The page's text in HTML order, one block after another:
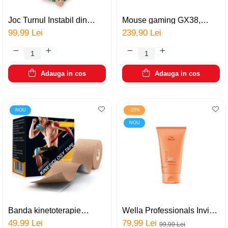
Joc Turnul Instabil din
lemn colorat, jucarie
educativa din lemn, 3 ani +
99,99 Lei
Adauga in cos
Mouse gaming GX38,
optic, 6 butoane
programabile, ergonomic,
20G, ambidextru RGB,
USB2.0, negru
239,90 Lei
Adauga in cos
NOU
Banda kinetoterapie
Kintape pentru sport,
Sefudun, bumbac, elastic
49,99 Lei
-20%
NOU
Wella Professionals Invigo
Nutri-Enrich, masca pentru
par cu efect de
99,99 Lei
79,99 Lei